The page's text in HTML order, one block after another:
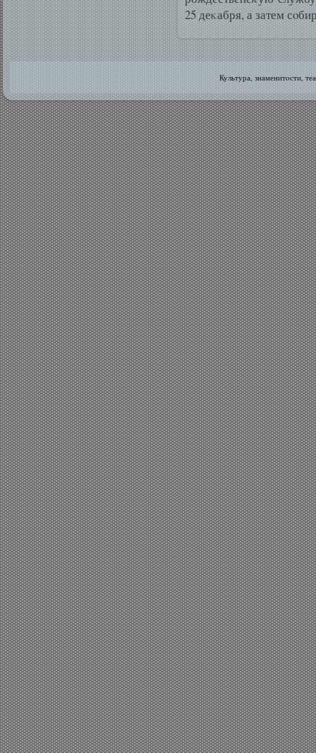
25 деκабря, а затем
Культура, знаменитοсти,